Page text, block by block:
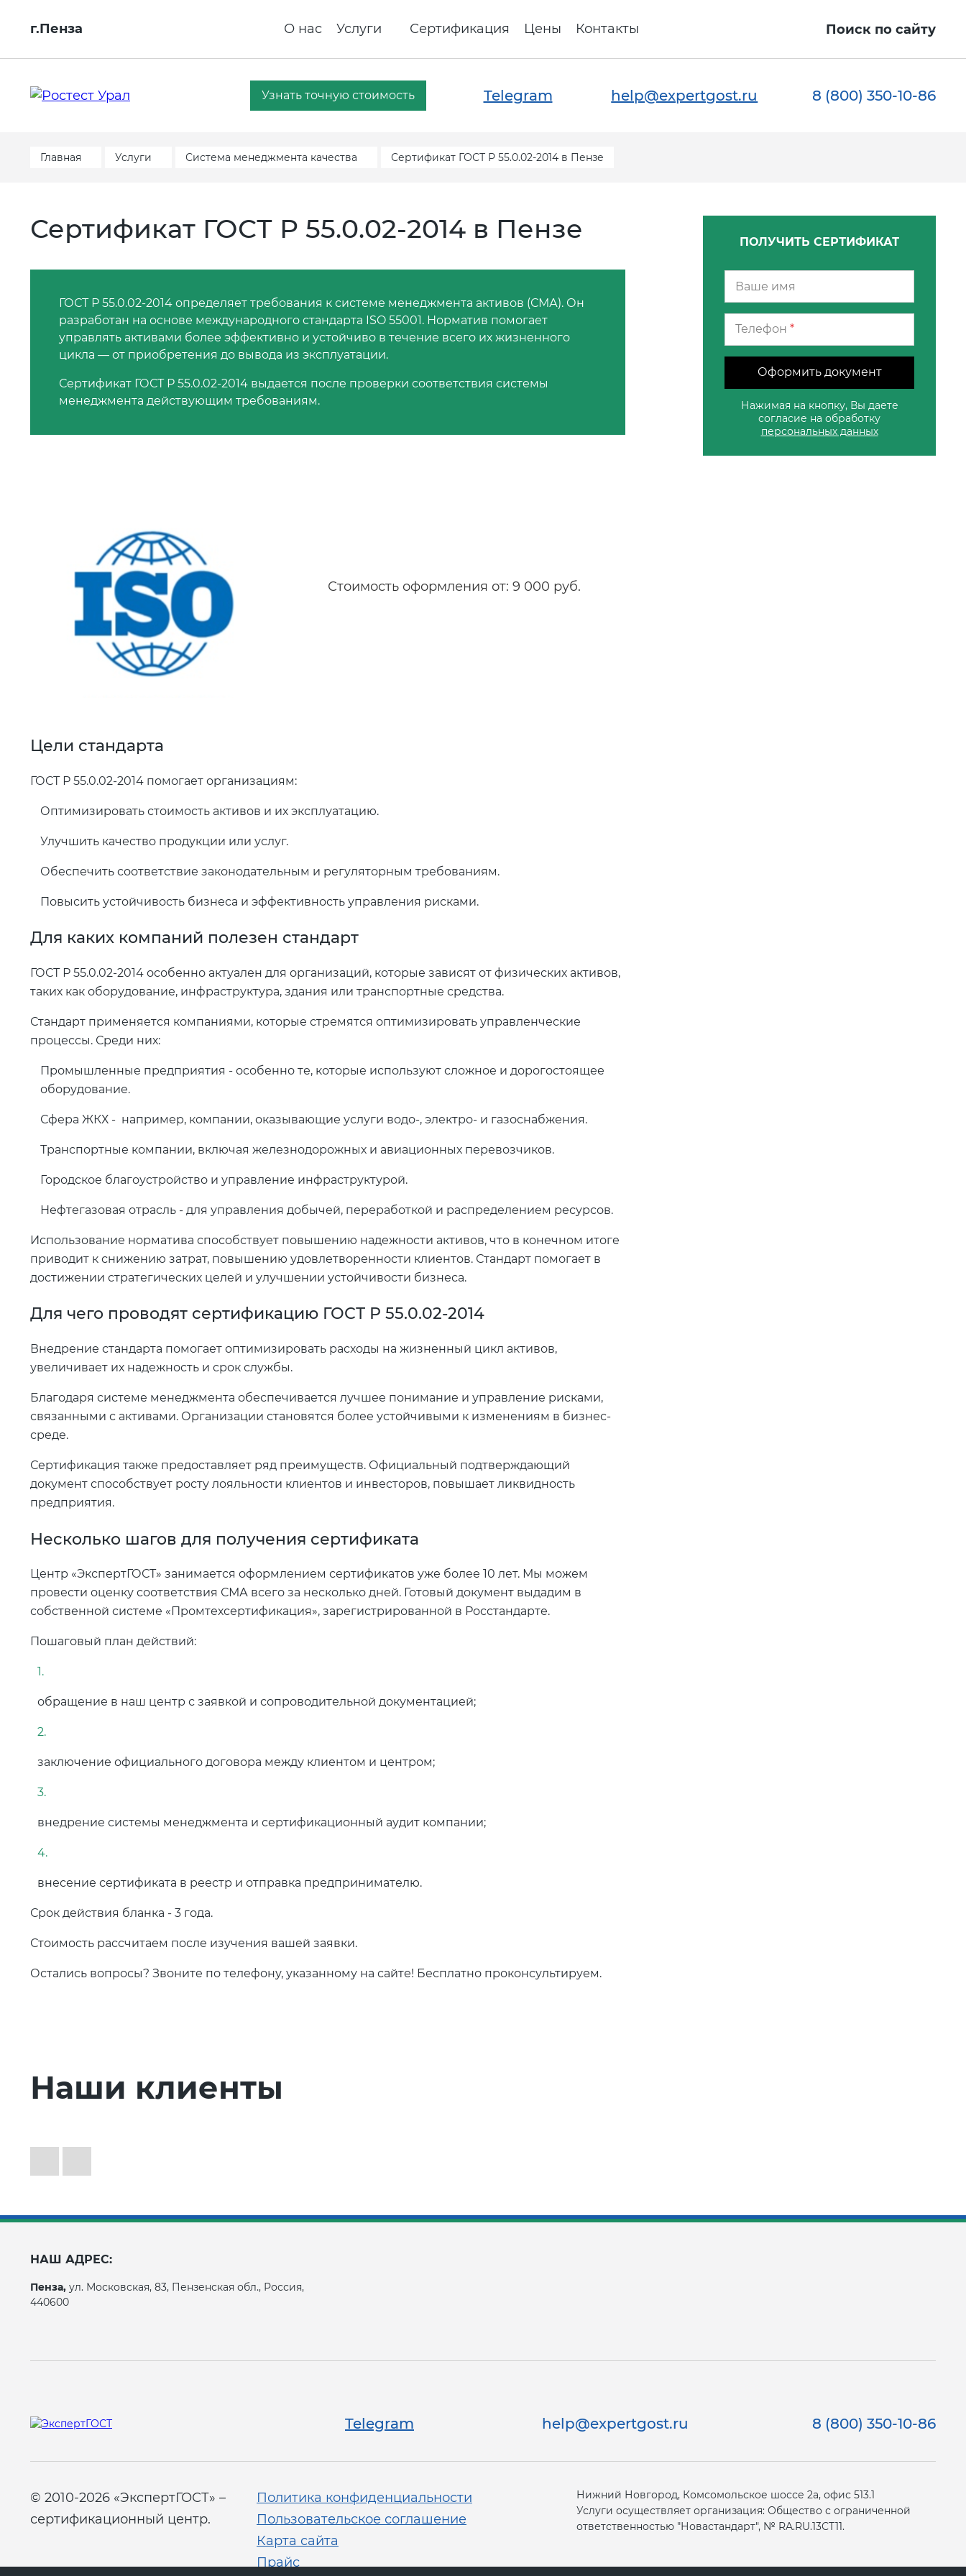
г.Пенза О нас Услуги Сертификация Цены Контакты Поиск по сайту
Узнать точную стоимость Telegram help@expertgost.ru 8 (800) 350-10-86
Главная Услуги Система менеджмента качества Сертификат ГОСТ Р 55.0.02-2014 в Пензе
Сертификат ГОСТ Р 55.0.02-2014 в Пензе
ГОСТ Р 55.0.02-2014 определяет требования к системе менеджмента активов (СМА). Он
разработан на основе международного стандарта ISO 55001. Норматив помогает
управлять активами более эффективно и устойчиво в течение всего их жизненного
цикла — от приобретения до вывода из эксплуатации.
Сертификат ГОСТ Р 55.0.02-2014 выдается после проверки соответствия системы
менеджмента действующим требованиям.
Стоимость оформления от: 9 000 руб.
Цели стандарта
ГОСТ Р 55.0.02-2014 помогает организациям:
Оптимизировать стоимость активов и их эксплуатацию.
Улучшить качество продукции или услуг.
Обеспечить соответствие законодательным и регуляторным требованиям.
Повысить устойчивость бизнеса и эффективность управления рисками.
Для каких компаний полезен стандарт
ГОСТ Р 55.0.02-2014 особенно актуален для организаций, которые зависят от физических активов,
таких как оборудование, инфраструктура, здания или транспортные средства.
Стандарт применяется компаниями, которые стремятся оптимизировать управленческие
процессы. Среди них:
Промышленные предприятия - особенно те, которые используют сложное и дорогостоящее
оборудование.
Сфера ЖКХ - например, компании, оказывающие услуги водо-, электро- и газоснабжения.
Транспортные компании, включая железнодорожных и авиационных перевозчиков.
Городское благоустройство и управление инфраструктурой.
Нефтегазовая отрасль - для управления добычей, переработкой и распределением ресурсов.
Использование норматива способствует повышению надежности активов, что в конечном итоге
приводит к снижению затрат, повышению удовлетворенности клиентов. Стандарт помогает в
достижении стратегических целей и улучшении устойчивости бизнеса.
Для чего проводят сертификацию ГОСТ Р 55.0.02-2014
Внедрение стандарта помогает оптимизировать расходы на жизненный цикл активов,
увеличивает их надежность и срок службы.
Благодаря системе менеджмента обеспечивается лучшее понимание и управление рисками,
связанными с активами. Организации становятся более устойчивыми к изменениям в бизнес-
среде.
Сертификация также предоставляет ряд преимуществ. Официальный подтверждающий
документ способствует росту лояльности клиентов и инвесторов, повышает ликвидность
предприятия.
Несколько шагов для получения сертификата
Центр «ЭкспертГОСТ» занимается оформлением сертификатов уже более 10 лет. Мы можем
провести оценку соответствия СМА всего за несколько дней. Готовый документ выдадим в
собственной системе «Промтехсертификация», зарегистрированной в Росстандарте.
Пошаговый план действий:
обращение в наш центр с заявкой и сопроводительной документацией;
заключение официального договора между клиентом и центром;
внедрение системы менеджмента и сертификационный аудит компании;
внесение сертификата в реестр и отправка предпринимателю.
Срок действия бланка - 3 года.
Стоимость рассчитаем после изучения вашей заявки.
Остались вопросы? Звоните по телефону, указанному на сайте! Бесплатно проконсультируем.
ПОЛУЧИТЬ СЕРТИФИКАТ
Телефон *
Оформить документ
Нажимая на кнопку, Вы даете
согласие на обработку
персональных данных
Наши клиенты
НАШ АДРЕС:
Пенза, ул. Московская, 83, Пензенская обл., Россия,
440600
Telegram help@expertgost.ru 8 (800) 350-10-86
© 2010-2026 «ЭкспертГОСТ» –
сертификационный центр.
Политика конфиденциальности
Пользовательское соглашение
Карта сайта
Прайс
Нижний Новгород, Комсомольское шоссе 2а, офис 513.1
Услуги осуществляет организация: Общество с ограниченной
ответственностью "Новастандарт", № RA.RU.13СТ11.